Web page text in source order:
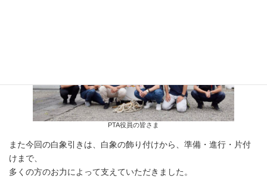
PTA役員の皆さま
また今回の白象引きは、白象の飾り付けから、準備・進行・片付
けまで、
多くの方のお力によって支えていただきました。